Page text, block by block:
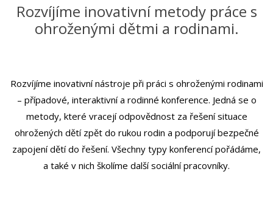
Rozvíjíme inovativní metody práce s
ohroženými dětmi a rodinami.
Rozvíjíme inovativní nástroje při práci s ohroženými rodinami
– případové, interaktivní a rodinné konference. Jedná se o
metody, které vracejí odpovědnost za řešení situace
ohrožených dětí zpět do rukou rodin a podporují bezpečné
zapojení dětí do řešení. Všechny typy konferencí pořádáme,
a také v nich školíme další sociální pracovníky.